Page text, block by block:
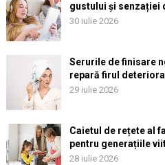
gustului și senzației
30 iulie 2026
Serurile de finisare
repară firul
29 iulie 2026
Caietul de rețete al
pentru generațiile
28 iulie 2026